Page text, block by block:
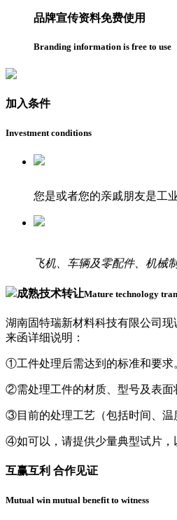
品牌宣传资料免费使用
Branding information is free to use
加入条件
Investment conditions
您是或者您的亲戚朋友是工
飞机、车辆及零配件、机械
成熟技术转让Mature technology
湖南固特瑞新材料科技有限公司
来函详细说明：
①工件处理后需达到的标准和要求
②需处理工件的材质、型号及表面
③目前的处理工艺（包括时间、
④如可以，请提供少量典型试片
互赢互利 合作见证
Mutual win mutual benefit to witness